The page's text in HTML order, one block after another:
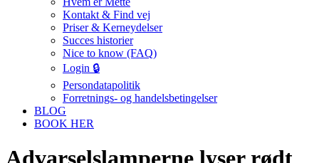
Kontakt & Find vej
Priser & Kerneydelser
Succes historier
Nice to know (FAQ)
Login 🔒
Persondatapolitik
Forretnings- og handelsbetingelser
BLOG
BOOK HER